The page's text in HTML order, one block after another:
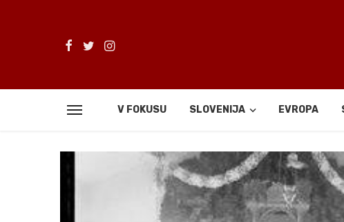
V FOKUSU SLOVENIJA EVROPA